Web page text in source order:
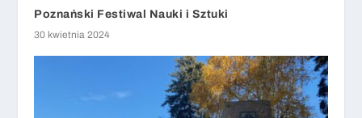
Poznański Festiwal Nauki i Sztuki
30 kwietnia 2024